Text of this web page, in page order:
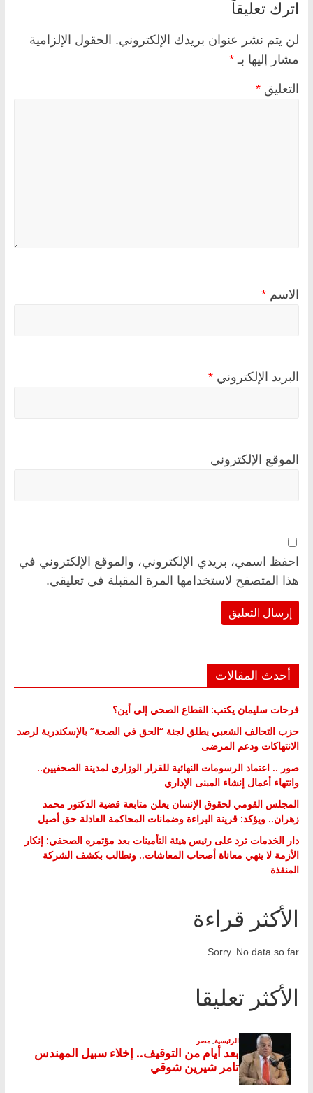
اترك تعليقاً
لن يتم نشر عنوان بريدك الإلكتروني. الحقول الإلزامية
مشار إليها بـ *
التعليق *
الاسم *
البريد الإلكتروني *
الموقع الإلكتروني
احفظ اسمي، بريدي الإلكتروني، والموقع الإلكتروني في
هذا المتصفح لاستخدامها المرة المقبلة في تعليقي.
أحدث المقالات
فرحات سليمان يكتب: القطاع الصحي إلى أين؟
حزب التحالف الشعبي يطلق لجنة “الحق في الصحة” بالإسكندرية لرصد
الانتهاكات ودعم المرضى
صور .. اعتماد الرسومات النهائية للقرار الوزاري لمدينة الصحفيين..
وانتهاء أعمال إنشاء المبنى الإداري
المجلس القومي لحقوق الإنسان يعلن متابعة قضية الدكتور محمد
زهران.. ويؤكد: قرينة البراءة وضمانات المحاكمة العادلة حق أصيل
دار الخدمات ترد على رئيس هيئة التأمينات بعد مؤتمره الصحفي: إنكار
الأزمة لا ينهي معاناة أصحاب المعاشات.. ونطالب بكشف الشركة
المنفذة
الأكثر قراءة
Sorry. No data so far.
الأكثر تعليقا